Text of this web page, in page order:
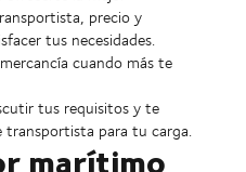
precio y
tus necesidades.
cuando más te
tus requisitos y te
transportista para tu carga.
marítimo